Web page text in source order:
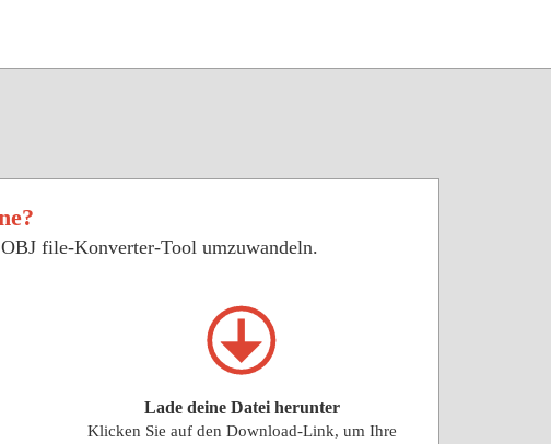
file-Konverter-Tool umzuwandeln.
Lade deine Datei herunter
Klicken Sie auf den Download-Link, um Ihre